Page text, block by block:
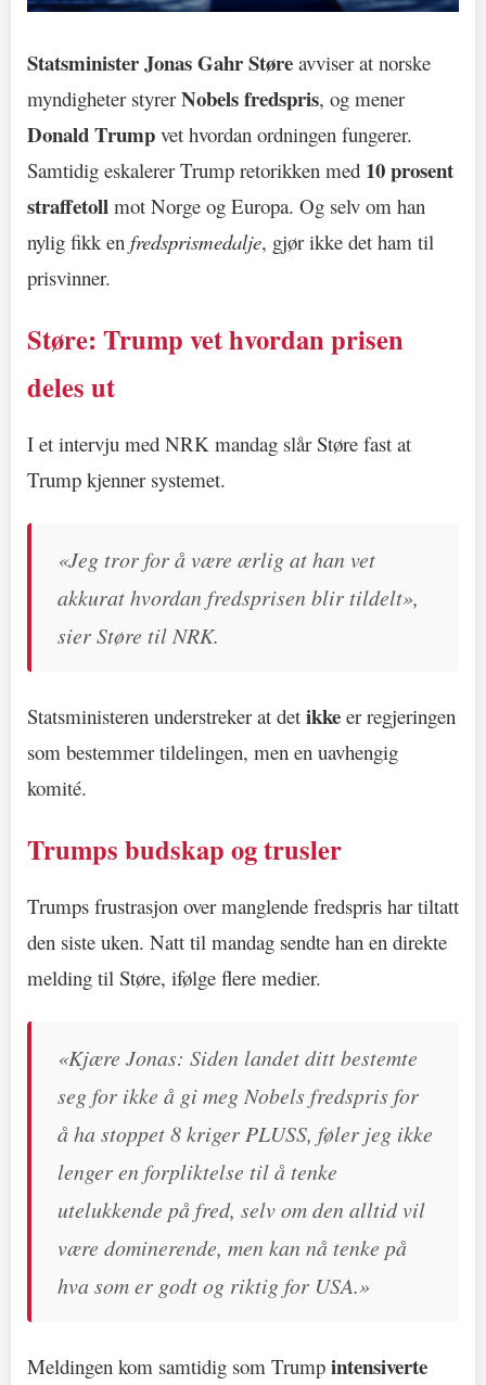
Statsminister Jonas Gahr Støre avviser at norske
myndigheter styrerNobels fredspris, og mener
Donald Trump vet hvordan ordningen fungerer.
Samtidig eskalerer Trump retorikken med 10 prosent
straffetoll mot Norge og Europa. Og selv om han
nylig fikk en fredsprismedalje, gjør ikke det ham til
prisvinner.
Støre: Trump vet hvordan prisen
deles ut
I et intervju med NRK mandag slår Støre fast at
Trump kjenner systemet.
«Jeg tror for å være ærlig at han vet
akkurat hvordan fredsprisen blir tildelt»,
sier Støre til NRK.
Statsministeren understreker at det ikke er regjeringen
som bestemmer tildelingen, men en uavhengig
komité.
Trumps budskap og trusler
Trumps frustrasjon over manglende fredspris har tiltatt
den siste uken. Natt til mandag sendte han en direkte
melding til Støre, ifølge flere medier.
«Kjære Jonas: Siden landet ditt bestemte
seg for ikke å gi meg Nobels fredspris for
å ha stoppet 8 kriger PLUSS, føler jeg ikke
lenger en forpliktelse til å tenke
utelukkende på fred, selv om den alltid vil
være dominerende, men kan nå tenke på
hva som er godt og riktig for USA.»
Meldingen kom samtidig som Trump intensiverte